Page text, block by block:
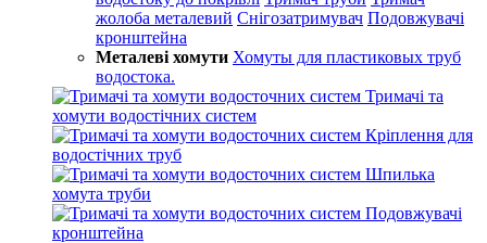
жолоба металевий Снігозатримувач Подовжувачі
кронштейна
Металеві хомути Хомуты для пластиковых труб
водостока.
Тримачі та
хомути водостічних систем
Кріплення для
водостічних труб
Шпилька
хомута труби
Подовжувачі
кронштейна